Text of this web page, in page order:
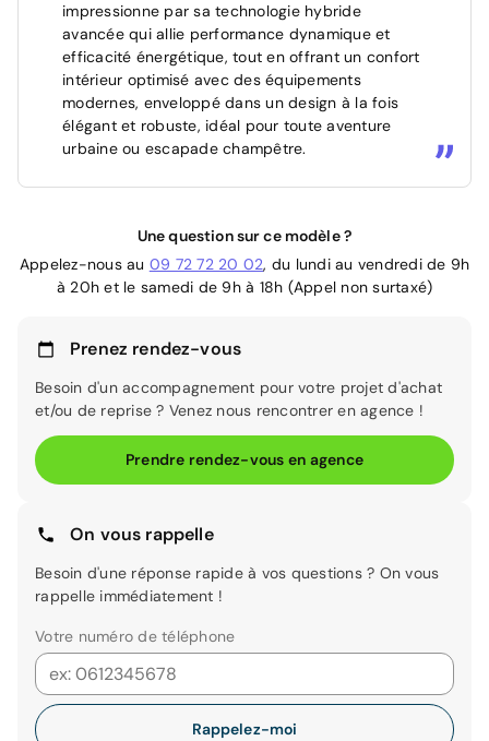
impressionne par sa technologie hybride
avancée qui allie performance dynamique et
efficacité énergétique, tout en offrant un confort
intérieur optimisé avec des équipements
modernes, enveloppé dans un design à la fois
élégant et robuste, idéal pour toute aventure
urbaine ou escapade champêtre.
Une question sur ce modèle ?
Appelez-nous au 09 72 72 20 02, du lundi au vendredi de 9h
à 20h et le samedi de 9h à 18h (Appel non surtaxé)
Prenez rendez-vous
Besoin d'un accompagnement pour votre projet d'achat
et/ou de reprise ? Venez nous rencontrer en agence !
Prendre rendez-vous en agence
On vous rappelle
Besoin d'une réponse rapide à vos questions ? On vous
rappelle immédiatement !
Votre numéro de téléphone
Rappelez-moi